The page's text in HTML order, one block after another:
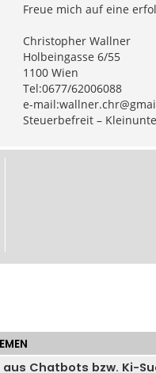
Freue mich auf eine
Christopher Wallner
Holbeingasse 6/55
1100 Wien
Tel:0677/62006088
e-mail:
Steuerbefreit –
Chatbots bzw. Ki-